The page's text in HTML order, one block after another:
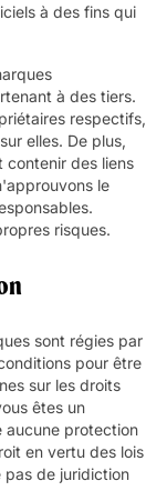
à des fins qui
à des tiers.
respectifs,
elles. De plus,
contenir des liens
le
risques.
sont régies par
pour être
sur les droits
êtes un
aucune protection
en vertu des lois
de juridiction